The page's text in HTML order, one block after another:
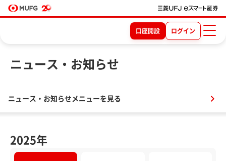
口座開設 ログイン
ニュース・お知らせ
2025年
ニュース・お知らせメニューを見る